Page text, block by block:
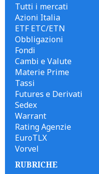
Tutti i mercati
Azioni Italia
ETF ETC/ETN
Obbligazioni
Fondi
Cambi e Valute
Materie Prime
Tassi
Futures e Derivati
Sedex
Warrant
Rating Agenzie
EuroTLX
Vorvel
RUBRICHE